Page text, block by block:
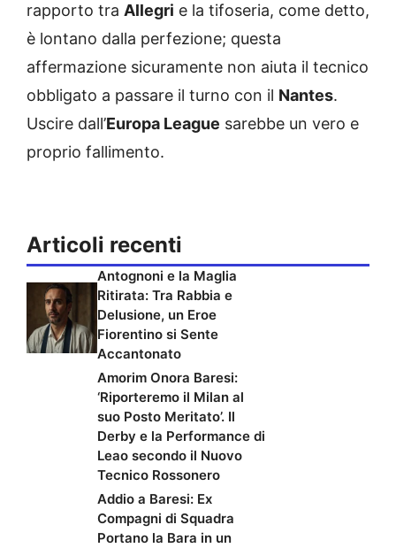
rapporto tra Allegri e la tifoseria, come detto,
è lontano dalla perfezione; questa
affermazione sicuramente non aiuta il tecnico
obbligato a passare il turno con il Nantes.
Uscire dall’Europa League sarebbe un vero e
proprio fallimento.
Articoli recenti
Antognoni e la Maglia
Ritirata: Tra Rabbia e
Delusione, un Eroe
Fiorentino si Sente
Accantonato
Amorim Onora Baresi:
‘Riporteremo il Milan al
suo Posto Meritato’. Il
Derby e la Performance di
Leao secondo il Nuovo
Tecnico Rossonero
Addio a Baresi: Ex
Compagni di Squadra
Portano la Bara in un